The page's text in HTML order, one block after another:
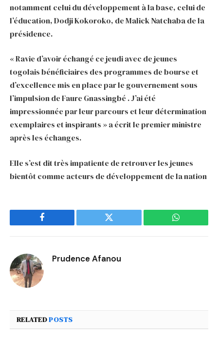
notamment celui du développement à la base, celui de
l’éducation, Dodji Kokoroko, de Malick Natchaba de la
présidence.
« Ravie d’avoir échangé ce jeudi avec de jeunes
togolais bénéficiaires des programmes de bourse et
d’excellence mis en place par le gouvernement sous
l’impulsion de Faure Gnassingbé . J’ai été
impressionnée par leur parcours et leur détermination
exemplaires et inspirants » a écrit le premier ministre
après les échanges.
Elle s’est dit très impatiente de retrouver les jeunes
bientôt comme acteurs de développement de la nation
Facebook Twitter WhatsApp
Prudence Afanou
RELATEDPOSTS